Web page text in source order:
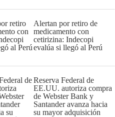
Alertan por retiro de
medicamento con
cetirizina: Indecopi
evalúa si llegó al Perú
Reserva Federal de
EE.UU. autoriza compra
de Webster Bank y
Santander avanza hacia
su mayor adquisición